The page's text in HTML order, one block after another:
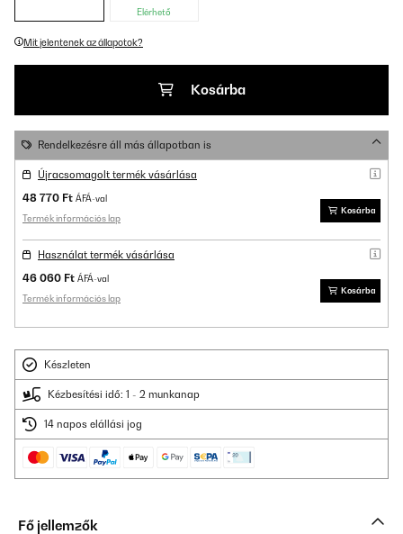
Elérhető
Mit jelentenek az állapotok?
Kosárba
Rendelkezésre áll más állapotban is
Újracsomagolt termék vásárlása
48 770 Ft ÁFÁ-val
Termék információs lap
Kosárba
Használat termék vásárlása
46 060 Ft ÁFÁ-val
Termék információs lap
Kosárba
Készleten
Kézbesítési idő: 1 - 2 munkanap
14 napos elállási jog
Fő jellemzők